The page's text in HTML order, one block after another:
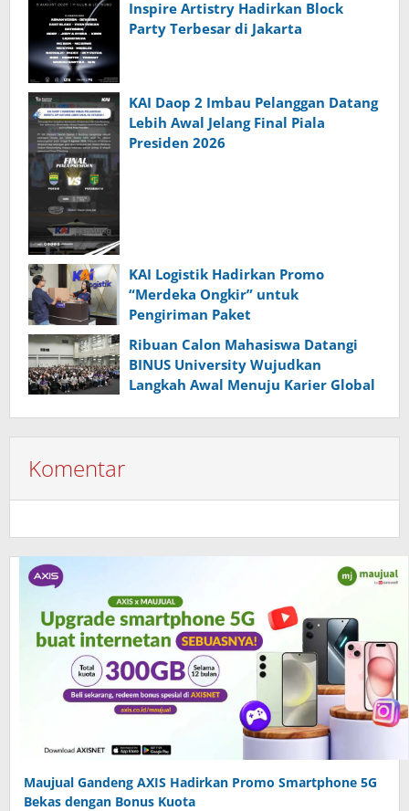
Inspire Artistry Hadirkan Block
Party Terbesar di Jakarta
KAI Daop 2 Imbau Pelanggan Datang
Lebih Awal Jelang Final Piala
Presiden 2026
KAI Logistik Hadirkan Promo
“Merdeka Ongkir” untuk
Pengiriman Paket
Ribuan Calon Mahasiswa Datangi
BINUS University Wujudkan
Langkah Awal Menuju Karier Global
Komentar
Maujual Gandeng AXIS Hadirkan Promo Smartphone 5G
Bekas dengan Bonus Kuota